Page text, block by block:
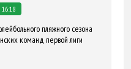
16:18
пляжного сезона
команд первой лиги